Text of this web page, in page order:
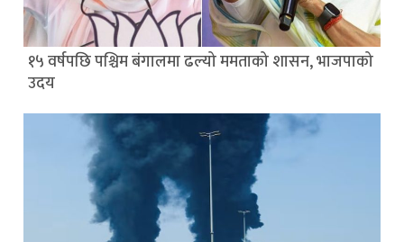
१५ वर्षपछि पश्चिम बंगालमा ढल्यो ममताको शासन, भाजपाको
उदय